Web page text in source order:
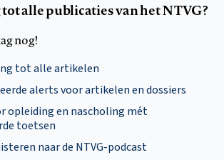
alle publicaties van het NTVG?
nog!
tot alle artikelen
alerts voor artikelen en dossiers
opleiding en nascholing mét
toetsen
naar de NTVG-podcast